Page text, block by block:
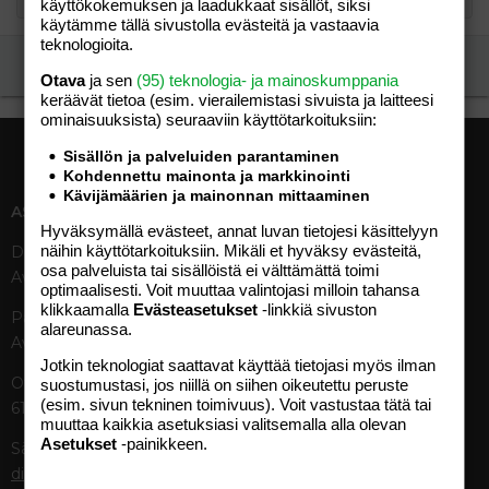
ASIAKASPALVELU
Digipalvelut (09) 156 6227
Avoinna ma–pe 8–19
Painettu lehti (09) 156 665
Avoinna ma–pe 8–19
Otavamedian vaihde (09) 156
61
Sähköposti (digi)
digi@otavamedia.fi
Tekniset tiedot, aikataulut ja
ilmoitushinnat
Tietoa verkon kävijöistä
Käyttöehdot
TUOTTEET
käyttökokemuksen ja laadukkaat sisällöt, siksi
käytämme tällä sivustolla evästeitä ja vastaavia
teknologioita.
Otavaja sen (95) teknologia- ja mainoskumppania
keräävät tietoa (esim. vierailemis­tasi sivuista ja laitteesi
ominaisuuk­sista) seuraaviin käyttötarkoituksiin:
Sisällön ja palveluiden parantaminen
Kohdennettu mainonta ja markkinointi
Kävijämäärien ja mainonnan mittaaminen
Hyväksymällä evästeet, annat luvan tietojesi käsittelyyn
näihin käyttötarkoituksiin. Mikäli et hyväksy evästeitä,
osa palveluista tai sisällöistä ei välttämättä toimi
optimaalisesti. Voit muuttaa valintojasi milloin tahansa
klikkaamalla Evästeasetukset -linkkiä sivuston
alareunassa.
Jotkin teknologiat saattavat käyttää tietojasi myös ilman
suostumustasi, jos niillä on siihen oikeutettu peruste
(esim. sivun tekninen toimivuus). Voit vastustaa tätä tai
muuttaa kaikkia asetuksiasi valitsemalla alla olevan
Asetukset -painikkeen.